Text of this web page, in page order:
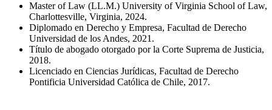
Master of Law (LL.M.) University of Virginia School of Law,
Charlottesville, Virginia, 2024.
Diplomado en Derecho y Empresa, Facultad de Derecho
Universidad de los Andes, 2021.
Título de abogado otorgado por la Corte Suprema de Justicia,
2018.
Licenciado en Ciencias Jurídicas, Facultad de Derecho
Pontificia Universidad Católica de Chile, 2017.